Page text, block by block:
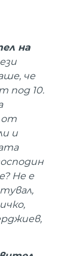
на
че
под 10.
от
и
Не е